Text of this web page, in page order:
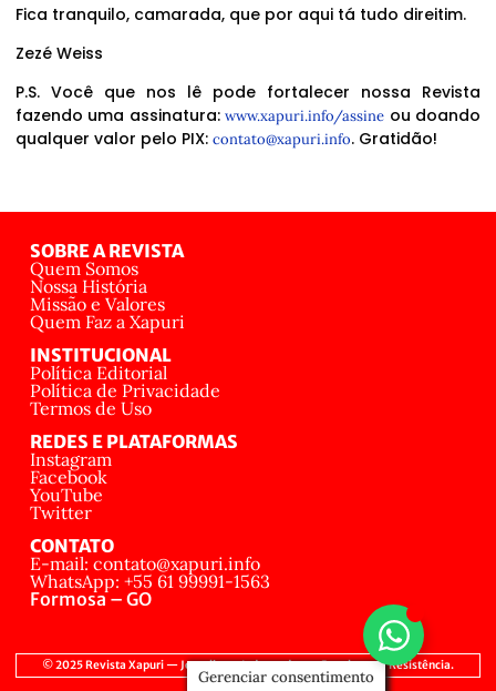
Fica tranquilo, camarada, que por aqui tá tudo direitim.
Zezé Weiss
P.S. Você que nos lê pode fortalecer nossa Revista
fazendo uma assinatura:www.xapuri.info/assine ou doando
qualquer valor pelo PIX: contato@xapuri.info. Gratidão!
SOBRE A REVISTA
Quem Somos
Nossa História
Missão e Valores
Quem Faz a Xapuri
INSTITUCIONAL
Política Editorial
Política de Privacidade
Termos de Uso
REDES E PLATAFORMAS
Instagram
Facebook
YouTube
Twitter
CONTATO
E-mail: contato@xapuri.info
WhatsApp: +55 61 99991-1563
Formosa – GO
© 2025 Revista Xapuri — Jornalismo Independente, Popular e de Resistência.
Gerenciar consentimento